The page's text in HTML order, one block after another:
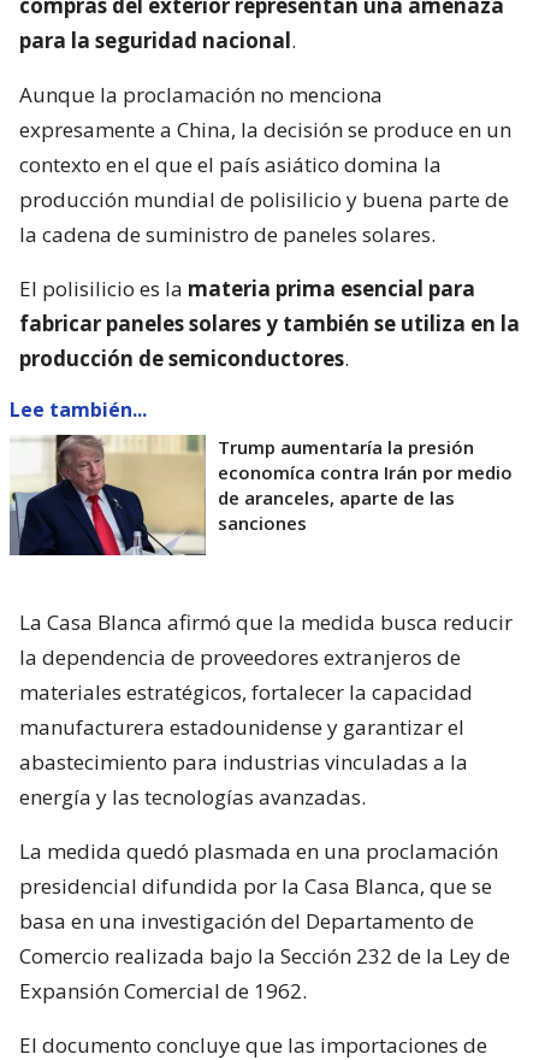
para la seguridad nacional.
Aunque la proclamación no menciona
expresamente a China, la decisión se produce en un
contexto en el que el país asiático domina la
producción mundial de polisilicio y buena parte de
la cadena de suministro de paneles solares.
El polisilicio es la materia prima esencial para
fabricar paneles solares y también se utiliza en la
producción de semiconductores.
Lee también...
Trump aumentaría la presión
economíca contra Irán por medio
de aranceles, aparte de las
sanciones
La Casa Blanca afirmó que la medida busca reducir
la dependencia de proveedores extranjeros de
materiales estratégicos, fortalecer la capacidad
manufacturera estadounidense y garantizar el
abastecimiento para industrias vinculadas a la
energía y las tecnologías avanzadas.
La medida quedó plasmada en una proclamación
presidencial difundida por la Casa Blanca, que se
basa en una investigación del Departamento de
Comercio realizada bajo la Sección 232 de la Ley de
Expansión Comercial de 1962.
El documento concluye que las importaciones de